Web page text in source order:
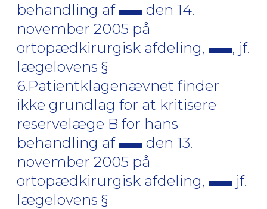
behandling af
den 14.
november 2005 på
ortopædkirurgisk afdeling,
, jf.
lægelovens §
6.Patientklagenævnet finder
ikke grundlag for at kritisere
reservelæge B for hans
behandling af
den 13.
november 2005 på
ortopædkirurgisk afdeling,
jf.
lægelovens §